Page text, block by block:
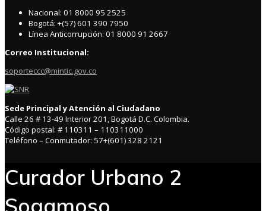
Nacional: 01 8000 95 2525
Bogotá: +(57) 601 390 7950
Línea Anticorrupción: 01 8000 91 2667
Correo Institucional:
soporteccc@mintic.gov.co
Sede Principal y Atención al Ciudadano
Calle 26 # 13-49 Interior 201, Bogotá D.C. Colombia.
Código postal: # 110311 – 110311000
Teléfono – Conmutador: 57+(601) 328 2121
Curador Urbano 2
Sogamoso